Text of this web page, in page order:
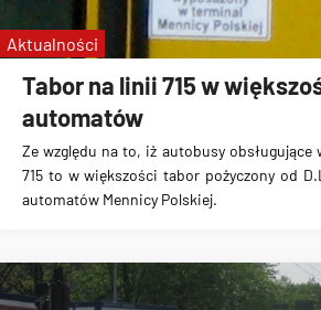
Tabor na linii 715 w
automatów
Ze względu na to, iż autobusy
715 to w większości tabor pożyczony od
automatów Mennicy Polskiej.
Aktualności